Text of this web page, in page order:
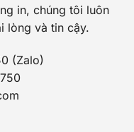
in, chúng tôi luôn
lòng và tin cậy.
(Zalo)